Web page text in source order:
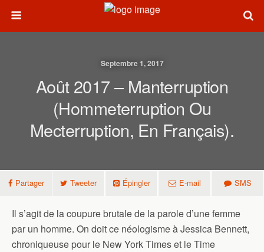
Septembre 1, 2017
Août 2017 – Manterruption
(hommeterruption Ou
Mecterruption, En Français).
Partager Tweeter Épingler E-mail SMS
Il s’agit de la coupure brutale de la parole d’une femme
par un homme. On doit ce néologisme à Jessica Bennett,
chroniqueuse pour le New York Times et le Time